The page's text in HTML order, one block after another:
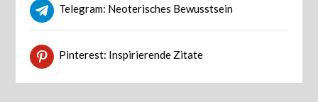
Telegram: Neoterisches Bewusstsein
Pinterest: Inspirierende Zitate